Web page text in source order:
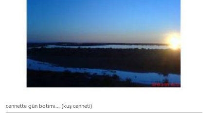
cennette gün batımı... (kuş cenneti)